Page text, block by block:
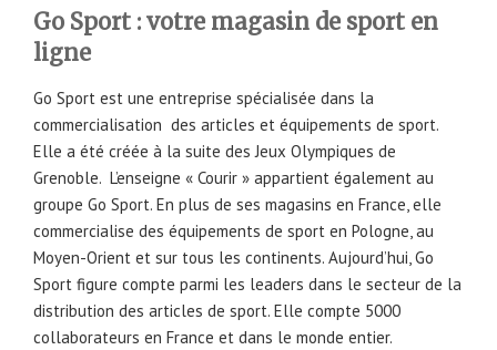
Go Sport : votre magasin de sport en
ligne
Go Sport est une entreprise spécialisée dans la
commercialisation des articles et équipements de sport.
Elle a été créée à la suite des Jeux Olympiques de
Grenoble. L’enseigne « Courir » appartient également au
groupe Go Sport. En plus de ses magasins en France, elle
commercialise des équipements de sport en Pologne, au
Moyen-Orient et sur tous les continents. Aujourd’hui, Go
Sport figure compte parmi les leaders dans le secteur de la
distribution des articles de sport. Elle compte 5000
collaborateurs en France et dans le monde entier.